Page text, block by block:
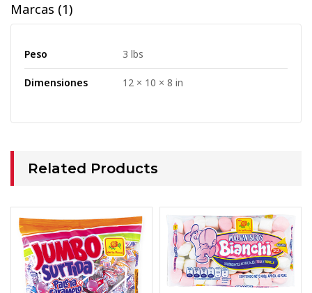
Marcas (1)
Peso 3 lbs
Dimensiones 12 × 10 × 8 in
Related Products